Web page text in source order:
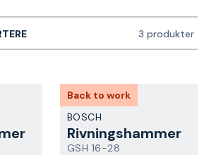
3 produkter
Back to work
BOSCH
Rivningshammer
GSH 16-28